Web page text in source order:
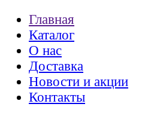
Главная
Каталог
О нас
Доставка
Новости и акции
Контакты